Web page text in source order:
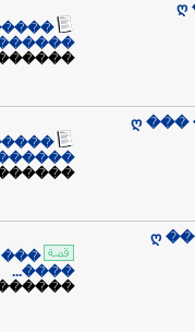
ღ
���
�...
ღ
ღ
���
����...